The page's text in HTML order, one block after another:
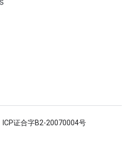
ICP证合字B2-20070004号